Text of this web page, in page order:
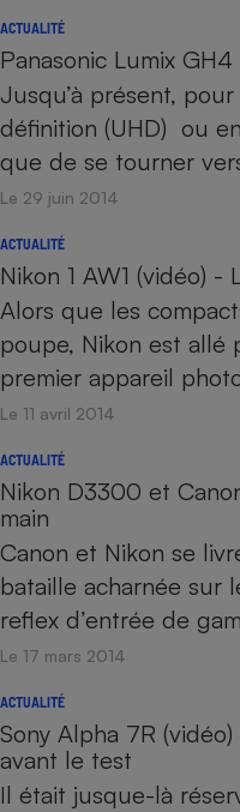
ACTUALITÉ
Panasonic Lumix
Jusqu’à présent,
définition (UHD) ou
que de se tourner
Le 29 juin 2014
ACTUALITÉ
Nikon 1 AW1 (vidéo) -
Alors que les
poupe, Nikon est allé
premier appareil
Le 11 avril 2014
ACTUALITÉ
Nikon D3300 et
main
Canon et Nikon se
bataille acharnée sur
reflex d’entrée de
Le 17 mars 2014
ACTUALITÉ
Sony Alpha 7R
avant le test
Il était jusque-là